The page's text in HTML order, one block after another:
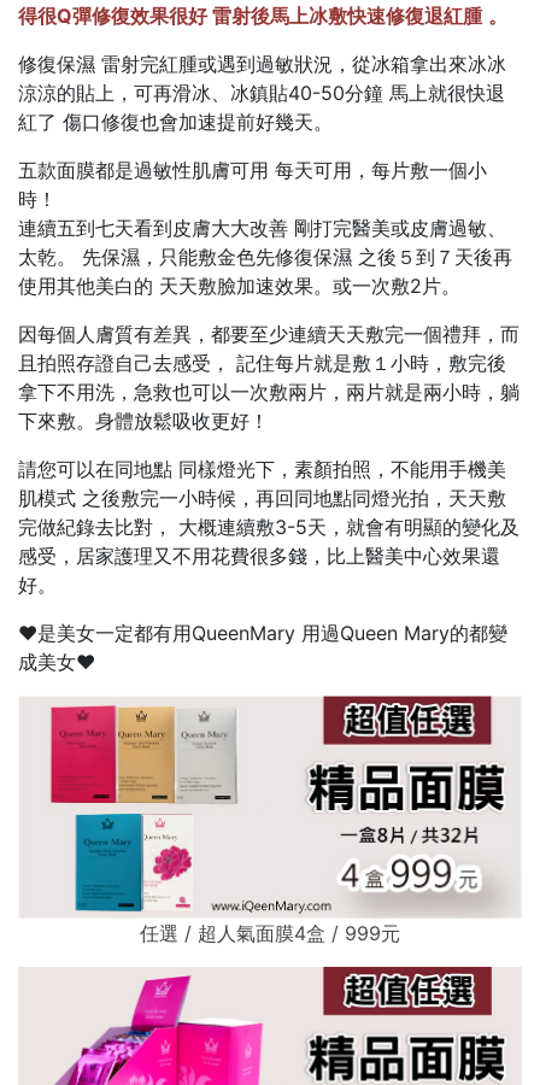
得很Q彈修復效果很好 雷射後馬上冰敷快速修復退紅腫 。
修復保濕 雷射完紅腫或遇到過敏狀況，從冰箱拿出來冰冰
涼涼的貼上，可再滑冰、冰鎮貼40-50分鐘 馬上就很快退
紅了 傷口修復也會加速提前好幾天。
五款面膜都是過敏性肌膚可用 每天可用，每片敷一個小
時！
連續五到七天看到皮膚大大改善 剛打完醫美或皮膚過敏、
太乾。 先保濕，只能敷金色先修復保濕 之後５到７天後再
使用其他美白的 天天敷臉加速效果。或一次敷2片。
因每個人膚質有差異，都要至少連續天天敷完一個禮拜，而
且拍照存證自己去感受， 記住每片就是敷１小時，敷完後
拿下不用洗，急救也可以一次敷兩片，兩片就是兩小時，躺
下來敷。身體放鬆吸收更好！
請您可以在同地點 同樣燈光下，素顏拍照，不能用手機美
肌模式 之後敷完一小時候，再回同地點同燈光拍，天天敷
完做紀錄去比對， 大概連續敷3-5天，就會有明顯的變化及
感受，居家護理又不用花費很多錢，比上醫美中心效果還
好。
♥️是美女一定都有用QueenMary 用過Queen Mary的都變
成美女♥️
任選 / 超人氣面膜4盒 / 999元